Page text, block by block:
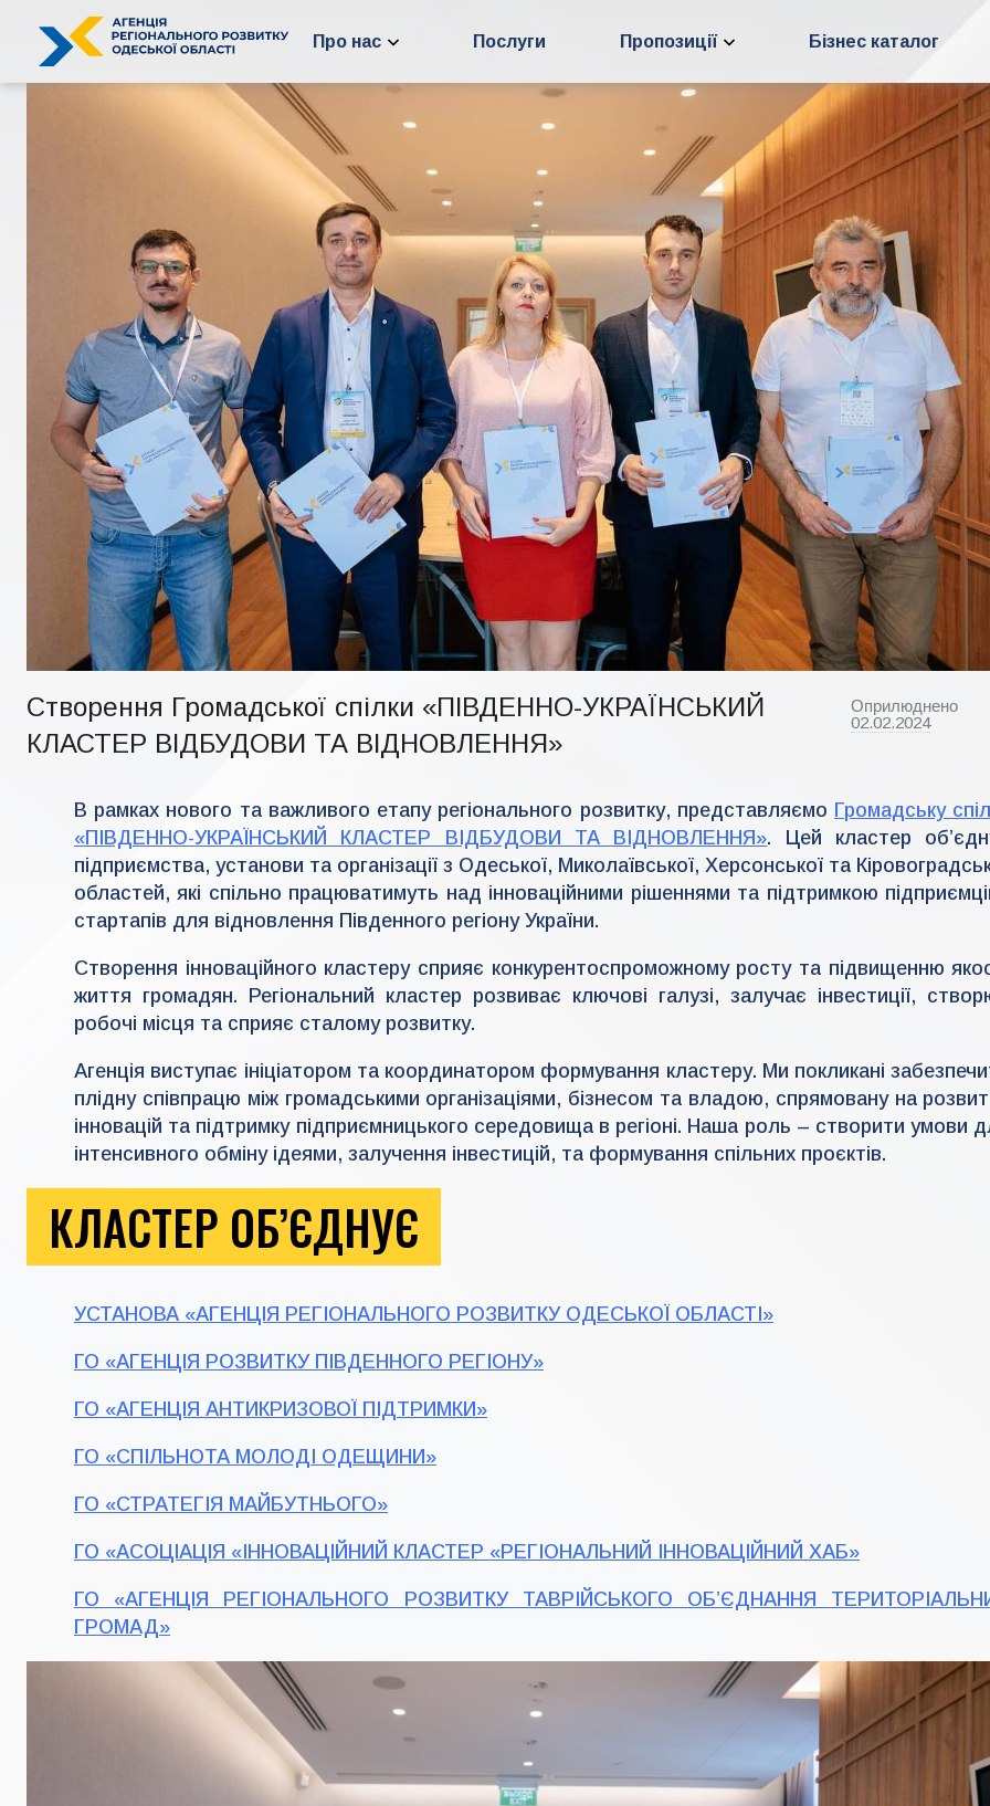
вмісту
Про нас Послуги Пропозиції Бізнес каталог
Створення Громадської спілки «ПІВДЕННО-УКРАЇНСЬКИЙ
КЛАСТЕР ВІДБУДОВИ ТА ВІДНОВЛЕННЯ»
Оприлюднено
02.02.2024в
і
m
i
n
r
d
a
В рамках нового та важливого етапу регіонального розвитку, представляємо Громадську
«ПІВДЕННО-УКРАЇНСЬКИЙ КЛАСТЕР ВІДБУДОВИ ТА ВІДНОВЛЕННЯ». Цей кластер
підприємства, установи та організації з Одеської, Миколаївської, Херсонської та
областей, які спільно працюватимуть над інноваційними рішеннями та підтримкою
стартапів для відновлення Південного регіону України.
Створення інноваційного кластеру сприяє конкурентоспроможному росту та підвищенню
життя громадян. Регіональний кластер розвиває ключові галузі, залучає інвестиції,
робочі місця та сприяє сталому розвитку.
Агенція виступає ініціатором та координатором формування кластеру. Ми покликані
плідну співпрацю між громадськими організаціями, бізнесом та владою, спрямовану на
інновацій та підтримку підприємницького середовища в регіоні. Наша роль – створити умови
інтенсивного обміну ідеями, залучення інвестицій, та формування спільних проєктів.
КЛАСТЕР ОБ’ЄДНУЄ
УСТАНОВА «АГЕНЦІЯ РЕГІОНАЛЬНОГО РОЗВИТКУ ОДЕСЬКОЇ ОБЛАСТІ»
ГО «АГЕНЦІЯ РОЗВИТКУ ПІВДЕННОГО РЕГІОНУ»
ГО «АГЕНЦІЯ АНТИКРИЗОВОЇ ПІДТРИМКИ»
ГО «СПІЛЬНОТА МОЛОДІ ОДЕЩИНИ»
ГО «СТРАТЕГІЯ МАЙБУТНЬОГО»
ГО «АСОЦІАЦІЯ «ІННОВАЦІЙНИЙ КЛАСТЕР «РЕГІОНАЛЬНИЙ ІННОВАЦІЙНИЙ ХАБ»
ГО «АГЕНЦІЯ РЕГІОНАЛЬНОГО РОЗВИТКУ ТАВРІЙСЬКОГО ОБ’ЄДНАННЯ
ГРОМАД»